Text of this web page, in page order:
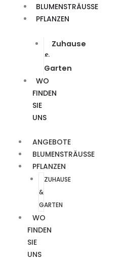
BLUMENSTRÄUSSE
PFLANZEN
Zuhause
&
Garten
WO
FINDEN
SIE
UNS
ANGEBOTE
BLUMENSTRÄUSSE
PFLANZEN
ZUHAUSE
&
GARTEN
WO
FINDEN
SIE
UNS